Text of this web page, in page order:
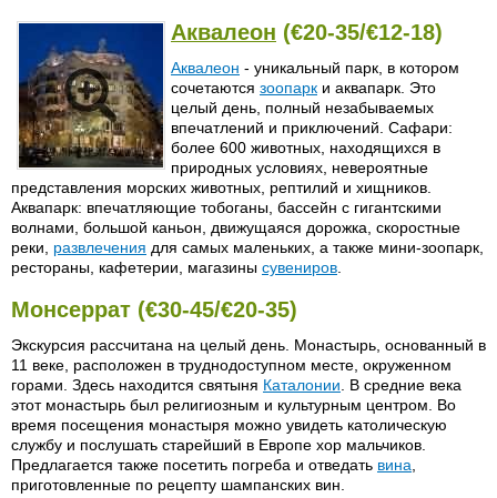
Аквалеон (€20-35/€12-18)
Аквалеон - уникальный парк, в котором
сочетаются зоопарк и аквапарк. Это
целый день, полный незабываемых
впечатлений и приключений. Сафари:
более 600 животных, находящихся в
природных условиях, невероятные
представления морских животных, рептилий и хищников.
Аквапарк: впечатляющие тобоганы, бассейн с гигантскими
волнами, большой каньон, движущаяся дорожка, скоростные
реки, развлечения для самых маленьких, а также мини-зоопарк,
рестораны, кафетерии, магазины сувениров
Монсеррат (€30-45/€20-35)
Экскурсия рассчитана на целый день. Монастырь, основанный в
11 веке, расположен в труднодоступном месте, окруженном
горами. Здесь находится святыня Каталонии . В средние века
этот монастырь был религиозным и культурным центром. Во
время посещения монастыря можно увидеть католическую
службу и послушать старейший в Европе хор мальчиков.
Предлагается также посетить погреба и отведать вина
приготовленные по рецепту шампанских вин.